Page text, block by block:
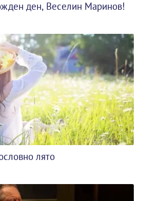
ден, Веселин Маринов!
лято